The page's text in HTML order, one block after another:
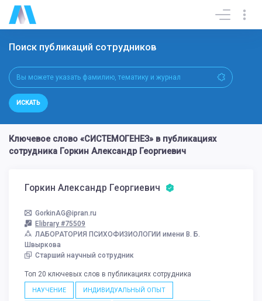
Поиск публикаций сотрудников
ИСКАТЬ
Ключевое слово «СИСТЕМОГЕНЕЗ» в публикациях
сотрудника Горкин Александр Георгиевич
Горкин Александр Георгиевич
GorkinAG@ipran.ru
Elibrary #75509
ЛАБОРАТОРИЯ ПСИХОФИЗИОЛОГИИ имени В. Б.
Швыркова
Старший научный сотрудник
Топ 20 ключевых слов в публикациях сотрудника
НАУЧЕНИЕ ИНДИВИДУАЛЬНЫЙ ОПЫТ